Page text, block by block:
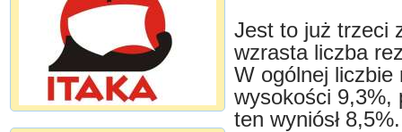
Jest to już trzeci
wzrasta liczba
W ogólnej liczbie
wysokości 9,3%,
ten wyniósł 8,5%.